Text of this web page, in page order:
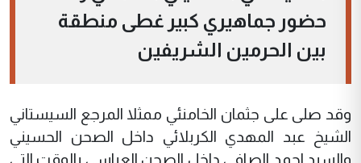
حضور جماهيري كبير غطى منطقة
بين الحرمين الشريفين
وقد صلى على جثمان الخامنئي ممثلا المرجع السيستاني
الشيخ عبد المهدي الكربلائي داخل الصحن الحسيني
والسيد احمد الصافي داخل الصحن العباسي بالوقت التي